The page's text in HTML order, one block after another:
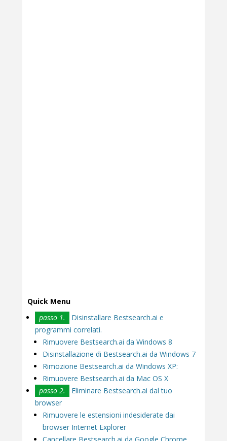
Quick Menu
passo 1.
Disinstallare Bestsearch.ai e
programmi correlati.
Rimuovere Bestsearch.ai da Windows 8
Disinstallazione di Bestsearch.ai da Windows 7
Rimozione Bestsearch.ai da Windows XP:
Rimuovere Bestsearch.ai da Mac OS X
passo 2.
Eliminare Bestsearch.ai dal tuo
browser
Rimuovere le estensioni indesiderate dai
browser Internet Explorer